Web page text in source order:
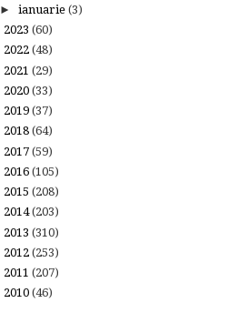
► ianuarie (3)
2023 (60)
2022 (48)
2021 (29)
2020 (33)
2019 (37)
2018 (64)
2017 (59)
2016 (105)
2015 (208)
2014(203)
2013 (310)
2012 (253)
2011 (207)
2010 (46)